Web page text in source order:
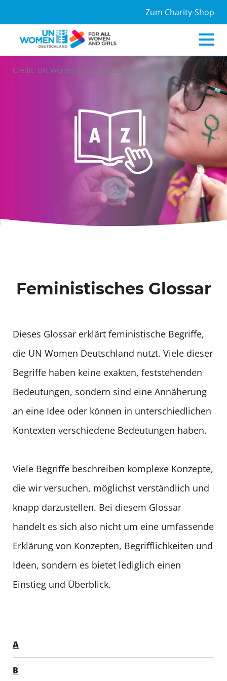
Zum Charity-Shop
Credit: UN Women/Johis Alarcón
Feministisches Glossar
Dieses Glossar erklärt feministische Begriffe,
die UN Women Deutschland nutzt. Viele dieser
Begriffe haben keine exakten, feststehenden
Bedeutungen, sondern sind eine Annäherung
an eine Idee oder können in unterschiedlichen
Kontexten verschiedene Bedeutungen haben.
Viele Begriffe beschreiben komplexe Konzepte,
die wir versuchen, möglichst verständlich und
knapp darzustellen. Bei diesem Glossar
handelt es sich also nicht um eine umfassende
Erklärung von Konzepten, Begrifflichkeiten und
Ideen, sondern es bietet lediglich einen
Einstieg und Überblick.
A
B